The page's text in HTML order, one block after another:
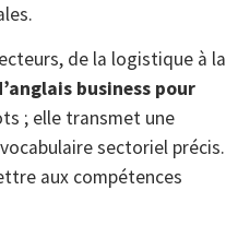
de la logistique à la
business pour
; elle transmet une
sectoriel précis.
aux compétences